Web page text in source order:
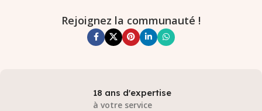
Rejoignez la communauté !
18 ans d'expertise
à votre service